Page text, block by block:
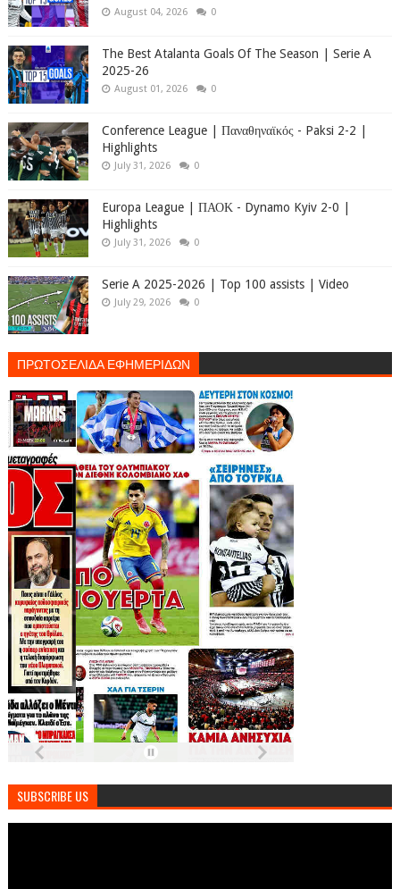
August 04, 2026 0
The Best Atalanta Goals Of The Season | Serie A
2025-26
August 01, 2026 0
Conference League | Παναθηναϊκός - Paksi 2-2 |
Highlights
July 31, 2026 0
Europa League | ΠΑΟΚ - Dynamo Kyiv 2-0 |
Highlights
July 31, 2026 0
Serie A 2025-2026 | Top 100 assists | Video
July 29, 2026 0
ΠΡΩΤΟΣΕΛΙΔΑ ΕΦΗΜΕΡΙΔΩΝ
SUBSCRIBE US